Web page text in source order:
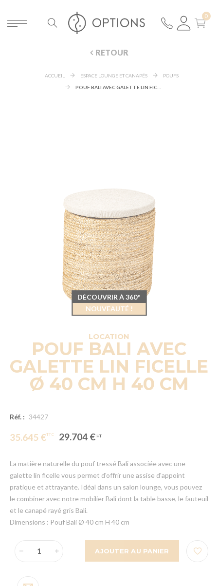
RETOUR
ACCUEIL ESPACE LOUNGE ET CANAPÉS
POUFS
LOCATION
POUF BALI AVEC
GALETTE LIN FICELLE
Ø 40 CM H 40 CM
Réf. : 34427
35.645 € 29.704 €
La matière naturelle du pouf tressé Bali associée avec une
galette lin ficelle vous permet d'offrir une assise d'appoint
pratique et attrayante. Idéal dans un salon lounge, vous pouvez
le combiner avec notre mobilier Bali dont la table basse, le fauteuil
et le canapé rayé gris Bali.
Dimensions : Pouf Bali Ø 40 cm H 40 cm
AJOUTER AU PANIER
DÉCOUVRIR À 360°
NOUVEAUTÉ !